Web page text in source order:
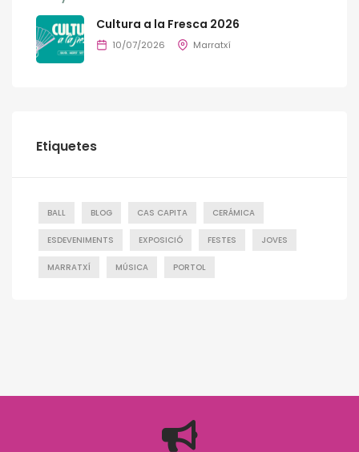
Cultura a la Fresca 2026
10/07/2026 Marratxí
Etiquetes
BALL BLOG CAS CAPITA CERÁMICA
ESDEVENIMENTS EXPOSICIÓ FESTES JOVES
MARRATXÍ MÚSICA PORTOL